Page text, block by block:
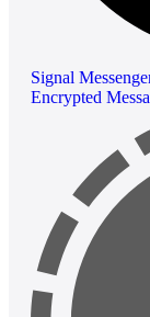
Signal
Encrypted